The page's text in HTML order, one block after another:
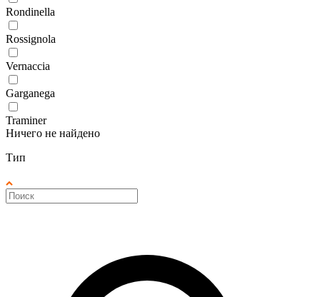
Rondinella
Rossignola
Vernaccia
Garganega
Traminer
Ничего не найдено
Тип